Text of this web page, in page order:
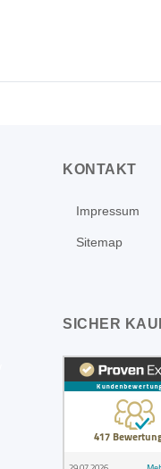
KONTAKT
Impressum
Sitemap
SICHER